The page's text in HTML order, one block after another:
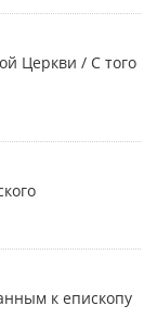
Церкви / С того
к епископу